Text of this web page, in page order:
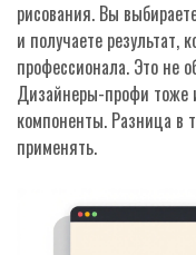
рисования. Вы
и получаете результат,
профессионала. Это не
Дизайнеры-профи тоже
компоненты. Разница в
применять.